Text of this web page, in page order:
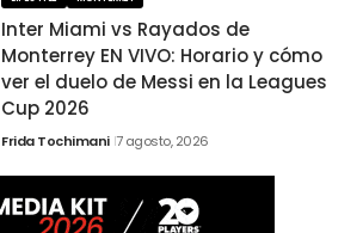
Inter Miami vs Rayados de
Monterrey EN VIVO: Horario y cómo
ver el duelo de Messi en la Leagues
Cup 2026
Frida Tochimani 7 agosto, 2026